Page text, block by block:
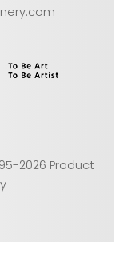
2026 Product